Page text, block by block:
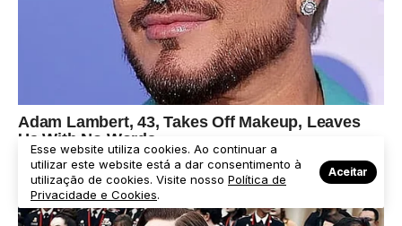
Esse website utiliza cookies. Ao continuar a
utilizar este website está a dar consentimento à
utilização de cookies. Visite nosso Política de
Privacidade e Cookies.
Aceitar